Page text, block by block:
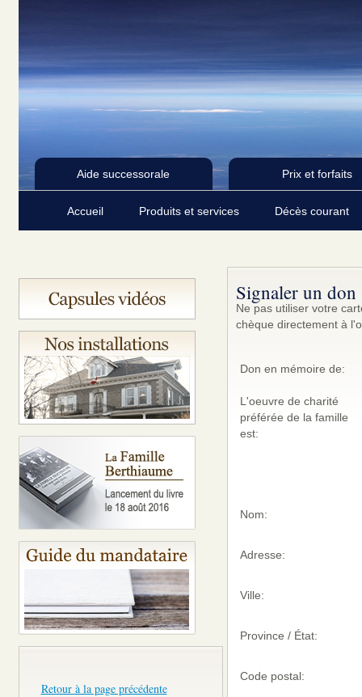
Aide successorale Prix et forfaits
Accueil Produits et services Décès courant
Retour à la page précédente
Signaler un don
Ne pas utiliser votre
chèque directement à
Don en mémoire de:
L'oeuvre de charité
préférée de la famille
est:
Nom:
Adresse:
Ville:
Province / État:
Code postal: